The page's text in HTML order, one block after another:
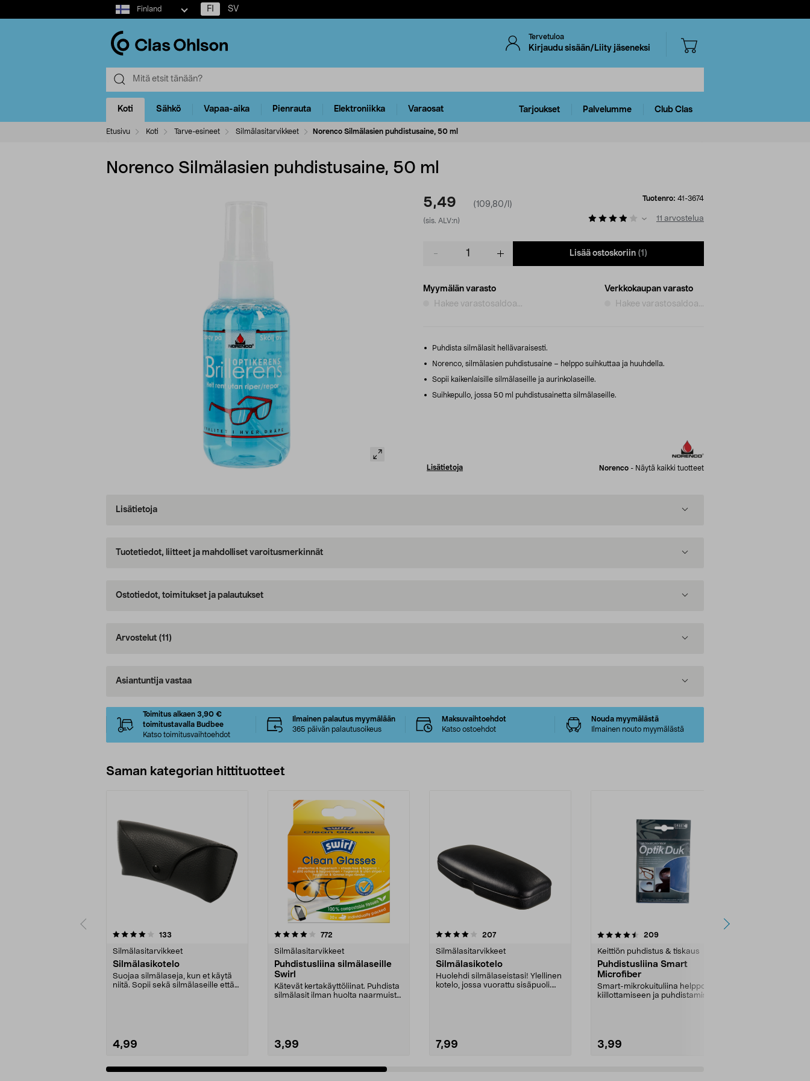
Select
market
Finland FI SV
Tervetuloa
Kirjaudu sisään/Liity jäseneksi
Koti Sähkö Vapaa-aika Pienrauta Elektroniikka Varaosat Tarjoukset Palvelumme Club Clas
Etusivu Koti Tarve-esineet Silmälasitarvikkeet Norenco Silmälasien puhdistusaine, 50 ml
Norenco Silmälasien puhdistusaine, 50 ml
5,49 (109,80/l)
(sis. ALV:n)
Tuotenro: 41-3674
11 arvostelua
Lisää ostoskoriin (1)
Myymälän varasto
Hakee varastosaldoa...
Verkkokaupan varasto
Hakee varastosaldoa...
Puhdista silmälasit hellävaraisesti.
Norenco, silmälasien puhdistusaine – helppo suihkuttaa ja huuhdella.
Sopii kaikenlaisille silmälaseille ja aurinkolaseille.
Suihkepullo, jossa 50 ml puhdistusainetta silmälaseille.
Lisätietoja Norenco - Näytä kaikki tuotteet
Lisätietoja
Tuotetiedot, liitteet ja mahdolliset varoitusmerkinnät
Ostotiedot, toimitukset ja palautukset
Arvostelut (11)
Asiantuntija vastaa
Toimitus alkaen 3,90 €
toimitustavalla Budbee
Katso toimitusvaihtoehdot
Ilmainen palautus myymälään
365 päivän palautusoikeus
Maksuvaihtoehdot
Katso ostoehdot
Nouda myymälästä
Ilmainen nouto myymälästä
Saman kategorian hittituotteet
133
Silmälasitarvikkeet
Silmälasikotelo
Suojaa silmälaseja, kun et käytä
niitä. Sopii sekä silmälaseille että
4,99
4.0 viidestä
772
Silmälasitarvikkeet
Puhdistusliina silmälaseille
Swirl
Kätevät kertakäyttöliinat. Puhdista
silmälasit ilman huolta naarmuista
3,99
4.0 viidestä
207arvostelut
Silmälasitarvikkeet
Silmälasikotelo
Huolehdi silmälaseistasi! Ylellinen
kotelo, jossa vuorattu sisäpuoli.
7,99
4.5 viidestä
209arvostelut
Keittiön puhdistus & tiskaus
Puhdistusliina Smart
Microfiber
Smart-mikrokuituliina helppoon
kiillottamiseen ja puhdistamiseen.
3,99
4.0 viidestä